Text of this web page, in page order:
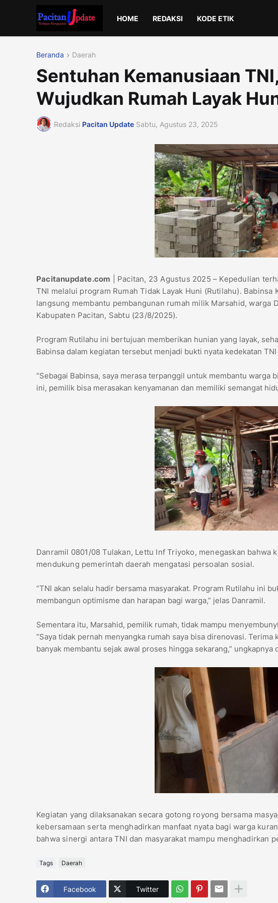
HOME REDAKSI KODE ETIK
Beranda Daerah
Sentuhan Kemanusiaan
Wujudkan Rumah Layak
Redaksi Pacitan Update Sabtu, Agustus 23, 2025
Pacitanupdate.com | Pacitan, 23 Agustus 2025 – Kepedulian
TNI melalui program Rumah Tidak Layak Huni (Rutilahu).
langsung membantu pembangunan rumah milik Marsahid, warga
Kabupaten Pacitan, Sabtu (23/8/2025).
Program Rutilahu ini bertujuan memberikan hunian yang layak,
Babinsa dalam kegiatan tersebut menjadi bukti nyata kedekatan
“Sebagai Babinsa, saya merasa terpanggil untuk membantu warga
ini, pemilik bisa merasakan kenyamanan dan memiliki semangat
Danramil 0801/08 Tulakan, Lettu Inf Triyoko, menegaskan
mendukung pemerintah daerah mengatasi persoalan sosial.
“TNI akan selalu hadir bersama masyarakat. Program Rutilahu ini
membangun optimisme dan harapan bagi warga,” jelas Danramil.
Sementara itu, Marsahid, pemilik rumah, tidak mampu
“Saya tidak pernah menyangka rumah saya bisa direnovasi.
banyak membantu sejak awal proses hingga sekarang,” ungkapnya
Kegiatan yang dilaksanakan secara gotong royong bersama
kebersamaan serta menghadirkan manfaat nyata bagi warga
bahwa sinergi antara TNI dan masyarakat mampu menghadirkan
Tags Daerah
Facebook Twitter